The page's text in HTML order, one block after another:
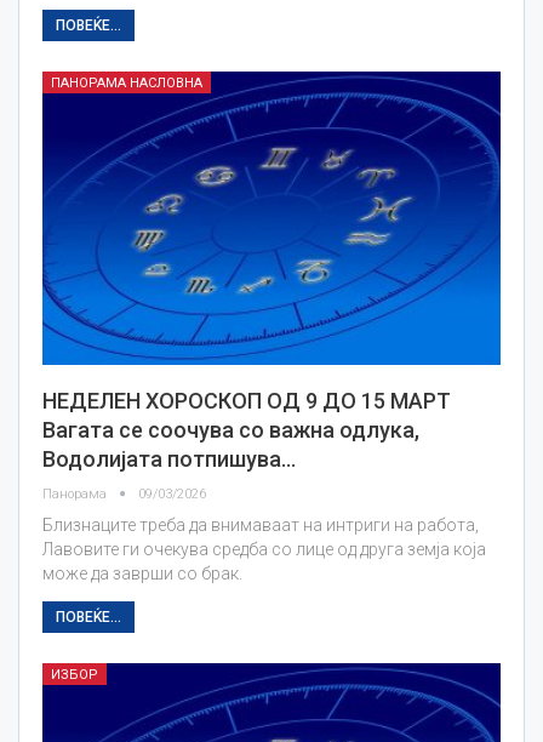
ПОВЕЌЕ...
ПАНОРАМА НАСЛОВНА
НЕДЕЛЕН ХОРОСКОП ОД 9 ДО 15 МАРТ
Вагата се соочува со важна одлука,
Водолијата потпишува…
Панорама 09/03/2026
Близнаците треба да внимаваат на интриги на работа,
Лавовите ги очекува средба со лице од друга земја која
може да заврши со брак.
ПОВЕЌЕ...
ИЗБОР